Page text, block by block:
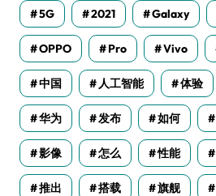
5G 2021 Galaxy
OPPO Pro Vivo
中国 人工智能 体验
华为 发布 如何
影像 怎么 性能
推出 搭载 旗舰